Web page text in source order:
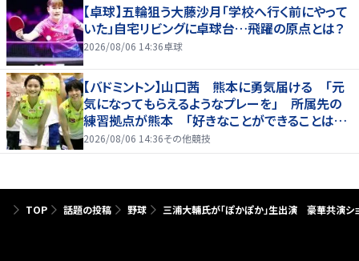
【卓球】五輪狙う大藤沙月「学校へ行く前にやって
いた」自宅リビングに卓球台…飛躍の原点とは？
2026/08/06 14:36卓球
【バドミントン】山口茜 熊本に勇気届ける 「元
気になってもらえるようなプレーを」 所属先の
練習拠点が熊本 「好きなことができることは当
たり前じゃない」
2026/08/06 14:36その他競技
TOP 話題の投稿 野球 三浦大輔氏が「ぽかぽか」生出演 豪華共演シ